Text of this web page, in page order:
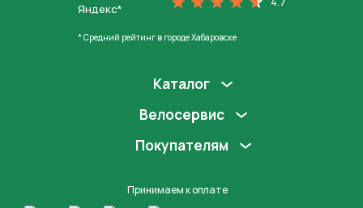
Яндекс*
* Средний рейтинг в городе Хабаровске
Каталог
Велосервис
Покупателям
Принимаем к оплате